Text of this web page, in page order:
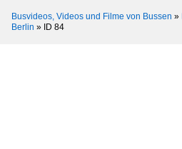
Busvideos, Videos und Filme von Bussen »
Berlin » ID 84